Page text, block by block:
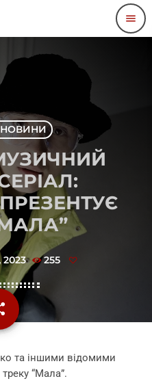
menu
НОВИНИ
ПРЕЗЕНТУЄ
255
та іншими відомими
“Мала”.